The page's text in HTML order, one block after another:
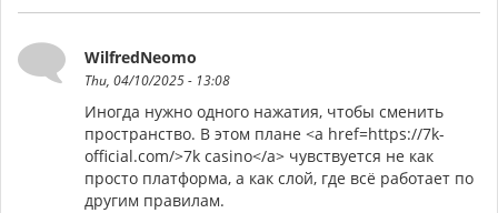
WilfredNeomo
Thu, 04/10/2025 - 13:08
Иногда нужно одного нажатия, чтобы сменить
пространство. В этом плане <a href=https://7k-
official.com/>7k casino</a> чувствуется не как
просто платформа, а как слой, где всё работает по
другим правилам.